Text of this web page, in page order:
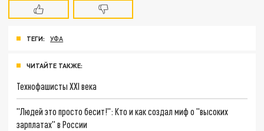
ТЕГИ: УФА
ЧИТАЙТЕ ТАКЖЕ:
Технофашисты XXI века
"Людей это просто бесит!": Кто и как создал миф о "высоких
зарплатах" в России